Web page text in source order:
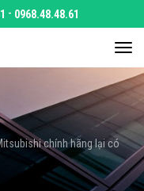
- 0968.48.48.61
đổi
điều
chính hãng lại có